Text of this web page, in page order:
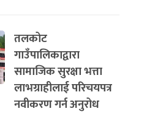
तलकोट
गाउँपालिकाद्वारा
सामाजिक सुरक्षा भत्ता
लाभग्राहीलाई परिचयपत्र
नवीकरण गर्न अनुरोध